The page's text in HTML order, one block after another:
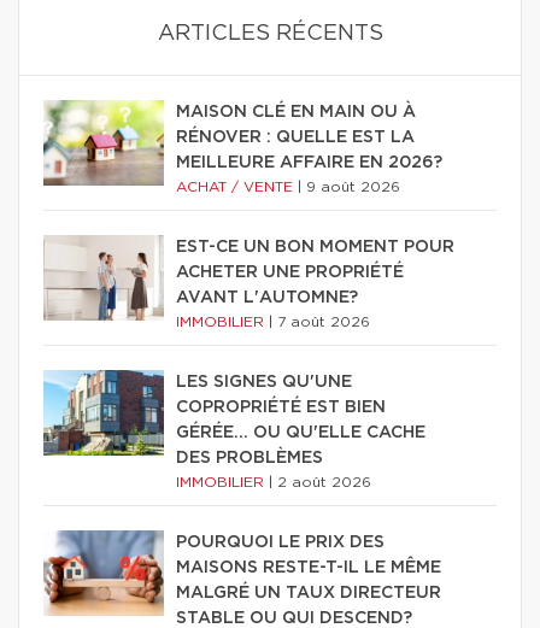
ARTICLES RÉCENTS
MAISON CLÉ EN MAIN OU À
RÉNOVER : QUELLE EST LA
MEILLEURE AFFAIRE EN 2026?
ACHAT / VENTE 9 août 2026
EST-CE UN BON MOMENT POUR
ACHETER UNE PROPRIÉTÉ
AVANT L'AUTOMNE?
IMMOBILIER 7 août 2026
LES SIGNES QU'UNE
COPROPRIÉTÉ EST BIEN
GÉRÉE… OU QU'ELLE CACHE
DES PROBLÈMES
IMMOBILIER 2 août 2026
POURQUOI LE PRIX DES
MAISONS RESTE-T-IL LE MÊME
MALGRÉ UN TAUX DIRECTEUR
STABLE OU QUI DESCEND?